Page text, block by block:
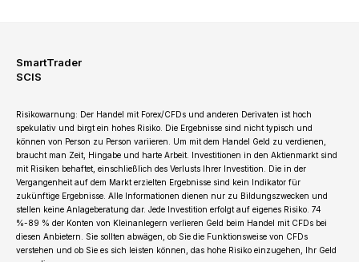
SmartTrader
SCIS
Risikowarnung: Der Handel mit Forex/CFDs und anderen Derivaten ist hoch
spekulativ und birgt ein hohes Risiko. Die Ergebnisse sind nicht typisch und
können von Person zu Person variieren. Um mit dem Handel Geld zu verdienen,
braucht man Zeit, Hingabe und harte Arbeit. Investitionen in den Aktienmarkt sind
mit Risiken behaftet, einschließlich des Verlusts Ihrer Investition. Die in der
Vergangenheit auf dem Markt erzielten Ergebnisse sind kein Indikator für
zukünftige Ergebnisse. Alle Informationen dienen nur zu Bildungszwecken und
stellen keine Anlageberatung dar. Jede Investition erfolgt auf eigenes Risiko. 74
%-89 % der Konten von Kleinanlegern verlieren Geld beim Handel mit CFDs bei
diesen Anbietern. Sie sollten abwägen, ob Sie die Funktionsweise von CFDs
verstehen und ob Sie es sich leisten können, das hohe Risiko einzugehen, Ihr Geld